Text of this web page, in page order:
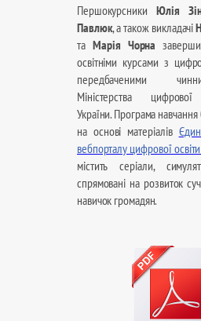
Першокурсники Юлія
Павлюк, а також викладачі
таМарія Чорна
освітніми курсами з
передбаченими
Міністерства
України. Програма
на основі матеріалів
вебпорталу цифрової
містить серіали,
спрямовані на розвиток
навичок громадян.